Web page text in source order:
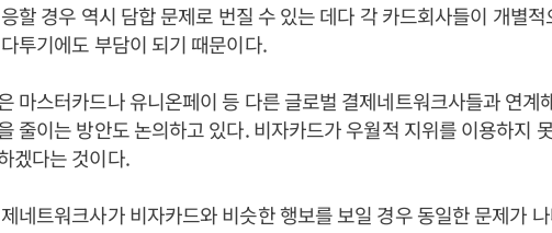
할 경우 역시 담합 문제로 번질 수 있는 데다 각 카드회사들이 개별적
투기에도 부담이 되기 때문이다.
마스터카드나 유니온페이 등 다른 글로벌 결제네트워크사들과 연계
줄이는 방안도 논의하고 있다. 비자카드가 우월적 지위를 이용하지
겠다는 것이다.
네트워크사가 비자카드와 비슷한 행보를 보일 경우 동일한 문제가